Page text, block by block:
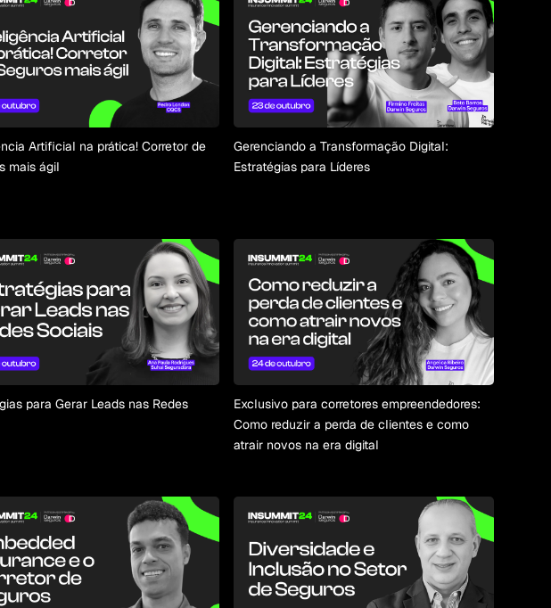
Artificial na prática! Corretor de
mais ágil
Gerenciando a Transformação Digital:
Estratégias para Líderes
para Gerar Leads nas Redes
Exclusivo para corretores empreendedores:
Como reduzir a perda de clientes e como
atrair novos na era digital